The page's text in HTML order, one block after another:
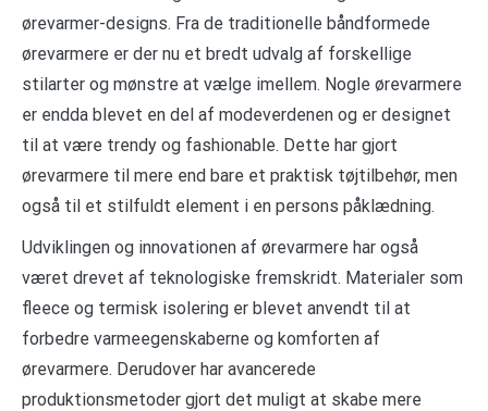
ørevarmer-designs. Fra de traditionelle båndformede
ørevarmere er der nu et bredt udvalg af forskellige
stilarter og mønstre at vælge imellem. Nogle ørevarmere
er endda blevet en del af modeverdenen og er designet
til at være trendy og fashionable. Dette har gjort
ørevarmere til mere end bare et praktisk tøjtilbehør, men
også til et stilfuldt element i en persons påklædning.
Udviklingen og innovationen af ørevarmere har også
været drevet af teknologiske fremskridt. Materialer som
fleece og termisk isolering er blevet anvendt til at
forbedre varmeegenskaberne og komforten af
ørevarmere. Derudover har avancerede
produktionsmetoder gjort det muligt at skabe mere